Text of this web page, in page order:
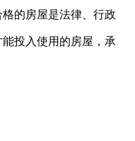
的房屋是法律、行政
投入使用的房屋，承